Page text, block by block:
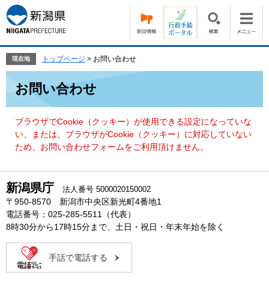
ー
ジ
の
頭
す。
ニ
ュ
ー
飛
て
現在地 トップページ > お問い合わせ
お問い合わせ
ブラウザでCookie（クッキー）が使用できる設定になっていな
い、または、ブラウザがCookie（クッキー）に対応していない
ため、お問い合わせフォームをご利用頂けません。
新潟県庁 法人番号 5000020150002
〒950-8570 新潟市中央区新光町4番地1
電話番号：025-285-5511（代表）
8時30分から17時15分まで、土日・祝日・年末年始を除く
手話で電話する